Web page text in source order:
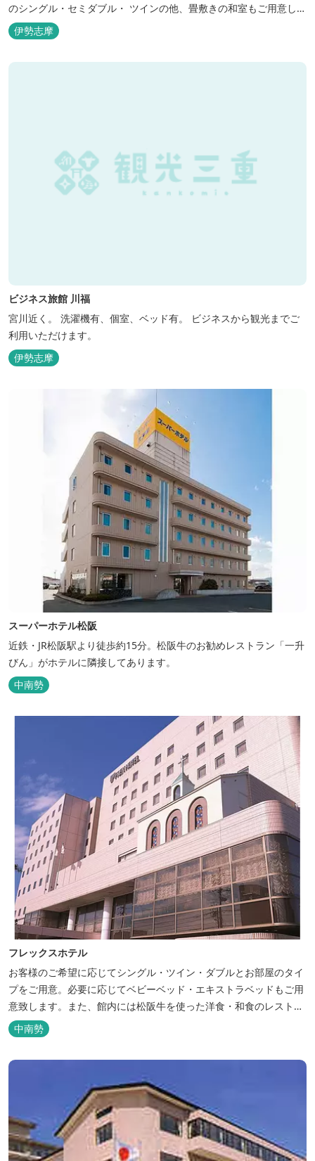
のシングル・セミダブル・ ツインの他、畳敷きの和室もご用意して
おります。 （和室はベッドが設置されています）靴を脱いでお部屋
でおくつろぎください。 また、朝食バイキング無料サービス（営業
伊勢志摩
ビジネス旅館 川福
宮川近く。 洗濯機有、個室、ベッド有。 ビジネスから観光までご
利用いただけます。
伊勢志摩
スーパーホテル松阪
近鉄・JR松阪駅より徒歩約15分。松阪牛のお勧めレストラン「一升
びん」がホテルに隣接してあります。
中南勢
フレックスホテル
お客様のご希望に応じてシングル・ツイン・ダブルとお部屋のタイ
プをご用意。必要に応じてベビーベッド・エキストラベッドもご用
意致します。また、館内には松阪牛を使った洋食・和食のレストラ
ンと喫茶があります。伊勢神宮参拝や、伊勢志摩、東紀州への観光
の拠点にご利用ください。
中南勢